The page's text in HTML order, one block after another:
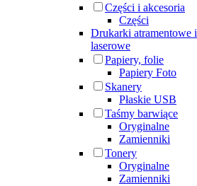
Części i akcesoria
Części
Drukarki atramentowe i
laserowe
Papiery, folie
Papiery Foto
Skanery
Płaskie USB
Taśmy barwiące
Oryginalne
Zamienniki
Tonery
Oryginalne
Zamienniki